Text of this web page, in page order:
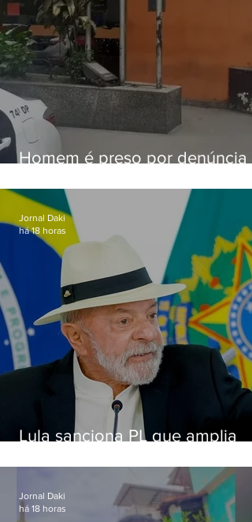
Homem é preso por denúncia
Alcântara
Lula sanciona PL que amplia
crianças
Jornal Daki
há 18 horas
Jornal Daki
há 18 horas